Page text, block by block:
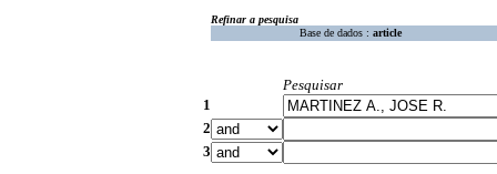
Refinar a pesquisa
Base de dados : article
Pesquisar
1
2
3